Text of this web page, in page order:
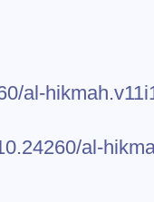
al-
al-